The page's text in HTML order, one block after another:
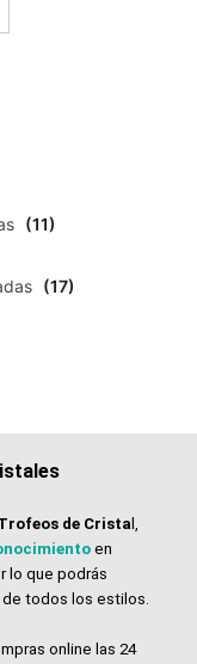
(11)
(17)
de Cristal,
en
lo que podrás
de todos los estilos.
online las 24